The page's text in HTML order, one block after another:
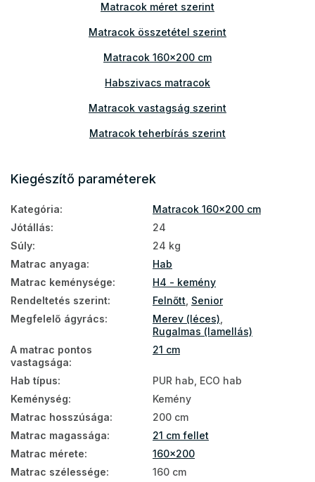
Matracok méret szerint
Matracok összetétel szerint
Matracok 160x200 cm
Habszivacs matracok
Matracok vastagság szerint
Matracok teherbírás szerint
PUR hab matracok
Vendégmatracok
Matracok a földre
Földön használható matracok
Matracok keménység szerint
Kemény matracok
Zónás matracok
7 zónás matracok
Szivacs matrac 160x200
Vastag matracok 160×200
Matrac keménység H4
Kiegészítő paraméterek
Kategória:
Matracok 160x200 cm
Jótállás:
24
Súly:
24 kg
Matrac anyaga:
Hab
Matrac keménysége:
H4 - kemény
Rendeltetés szerint: Felnőtt Senior
Megfelelő ágyrács: Merev (léces)
Rugalmas (lamellás)
A matrac pontos
vastagsága:
21 cm
Hab típus:
PUR hab, ECO hab
Keménység:
Kemény
Matrac hosszúsága:
200 cm
Matrac magassága:
21 cm fellet
Matrac mérete:
160x200
Matrac szélessége:
160 cm